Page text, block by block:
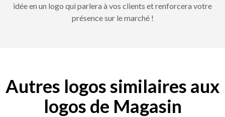
idée en un logo qui parlera à vos clients et renforcera votre
présence sur le marché !
Autres logos similaires aux
logos de Magasin